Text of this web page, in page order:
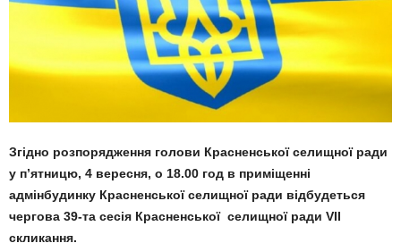
Згідно розпорядження голови Красненської селищної ради
у п’ятницю, 4 вересня, о 18.00 год в приміщенні
адмінбудинку Красненської селищної ради відбудеться
чергова 39-та сесія Красненської селищної ради VII
скликання.